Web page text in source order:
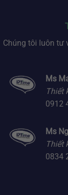
Chúng tôi luôn tư
Ms
Thiết
0912
Ms
Thiết
0834